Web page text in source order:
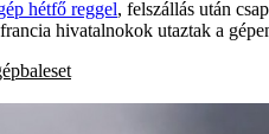
hétfő reggel, felszállás után
hivatalnokok utaztak a